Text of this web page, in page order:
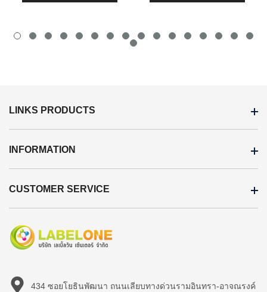
LINKS PRODUCTS
INFORMATION
CUSTOMER SERVICE
434 ซอยโยธินพัฒนา ถนนเลียบทางด่วนรามอินทรา-อาจณรงค์